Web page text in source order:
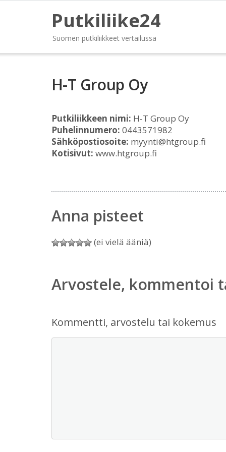
Putkiliike24
Suomen putkiliikkeet vertailussa
H-T Group Oy
Putkiliikkeen nimi: H-T Group Oy
Puhelinnumero: 0443571982
Sähköpostiosoite: myynti@htgroup.fi
Kotisivut: www.htgroup.fi
Anna pisteet
(ei vielä ääniä)
Arvostele, kommentoi
Kommentti, arvostelu tai kokemus